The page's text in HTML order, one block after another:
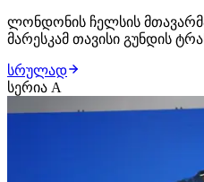
ლონდონის ჩელსის
მარესკამ თავისი გუნდის
განკარგულებაში ამ
იტალიელი დამრიგებელი არ
შემადგენლობის კიდევ
სრულად
სერია A